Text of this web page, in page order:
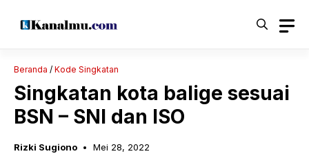
Beranda / Kode Singkatan
Singkatan kota balige sesuai
BSN – SNI dan ISO
Rizki Sugiono Mei 28, 2022